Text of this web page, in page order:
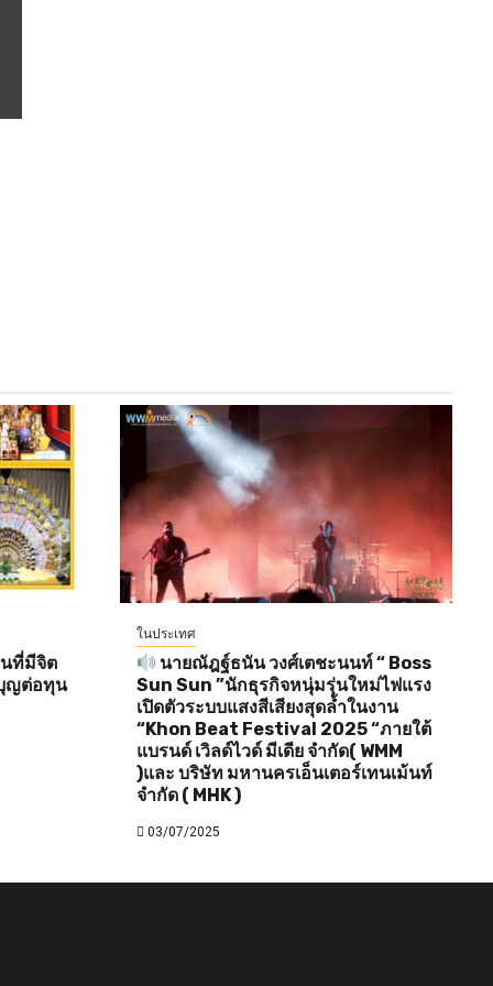
ที่มีจิต
ญต่อทุน
ในประเทศ
นายณัฎฐ์ธนัน วงศ์เตชะนนท์ “ Boss
Sun Sun ”นักธุรกิจหนุ่มรุ่นใหม่ไฟแรง
เปิดตัวระบบแสงสีเสียงสุดล้ำในงาน
“Khon Beat Festival 2025 “ภายใต้
แบรนด์ เวิลด์ไวด์ มีเดีย จำกัด( WMM
)และ บริษัท มหานครเอ็นเตอร์เทนเม้นท์
จำกัด ( MHK )
03/07/2025